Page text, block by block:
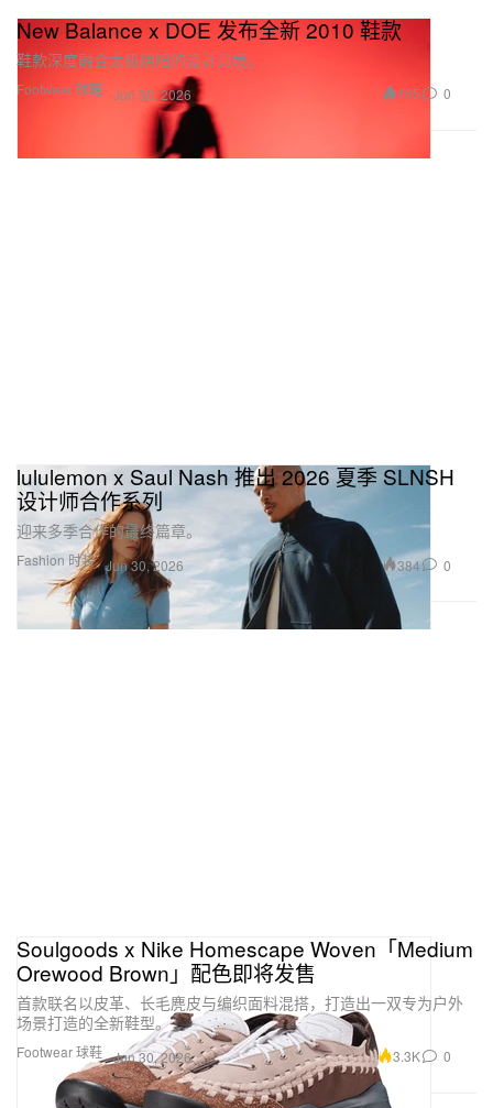
Footwear 球鞋
New Balance x DOE 发布全新 2010 鞋款
鞋款深度融合太极阴阳的设计意境。
Jun 30, 2026 405 0
Fashion 时装
lululemon x Saul Nash 推出 2026 夏季 SLNSH
设计师合作系列
迎来多季合作的最终篇章。
Jun 30, 2026 384 0
Footwear 球鞋
Soulgoods x Nike Homescape Woven「Medium
Orewood Brown」配色即将发售
首款联名以皮革、长毛麂皮与编织面料混搭，打造出一双专为户外
场景打造的全新鞋型。
Jun 30, 2026 3.3K 0